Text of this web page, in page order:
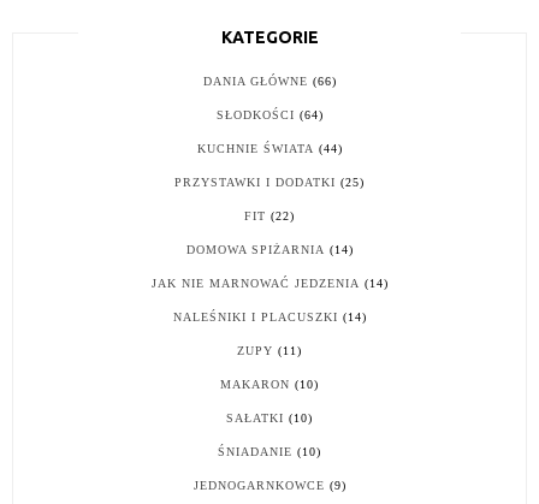
KATEGORIE
DANIA GŁÓWNE (66)
SŁODKOŚCI (64)
KUCHNIE ŚWIATA (44)
PRZYSTAWKI I DODATKI (25)
FIT (22)
DOMOWA SPIŻARNIA (14)
JAK NIE MARNOWAĆ JEDZENIA (14)
NALEŚNIKI I PLACUSZKI (14)
ZUPY (11)
MAKARON (10)
SAŁATKI (10)
ŚNIADANIE (10)
JEDNOGARNKOWCE (9)